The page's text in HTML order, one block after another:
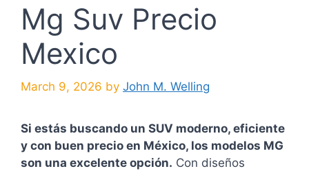
Mg Suv Precio
Mexico
March 9, 2026 by John M. Welling
Si estás buscando un SUV moderno, eficiente
y con buen precio en México, los modelos MG
son una excelente opción. Con diseños